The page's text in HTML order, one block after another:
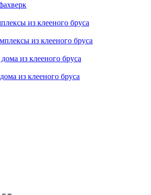
из клееного бруса
из клееного бруса
из клееного бруса
из клееного бруса